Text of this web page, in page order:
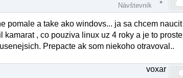
Návštevník
pomale a take ako windovs... ja sa chcem naucit
, co pouziva linux uz 4 roky a je to proste
Prepacte ak som niekoho otravoval..
voxar